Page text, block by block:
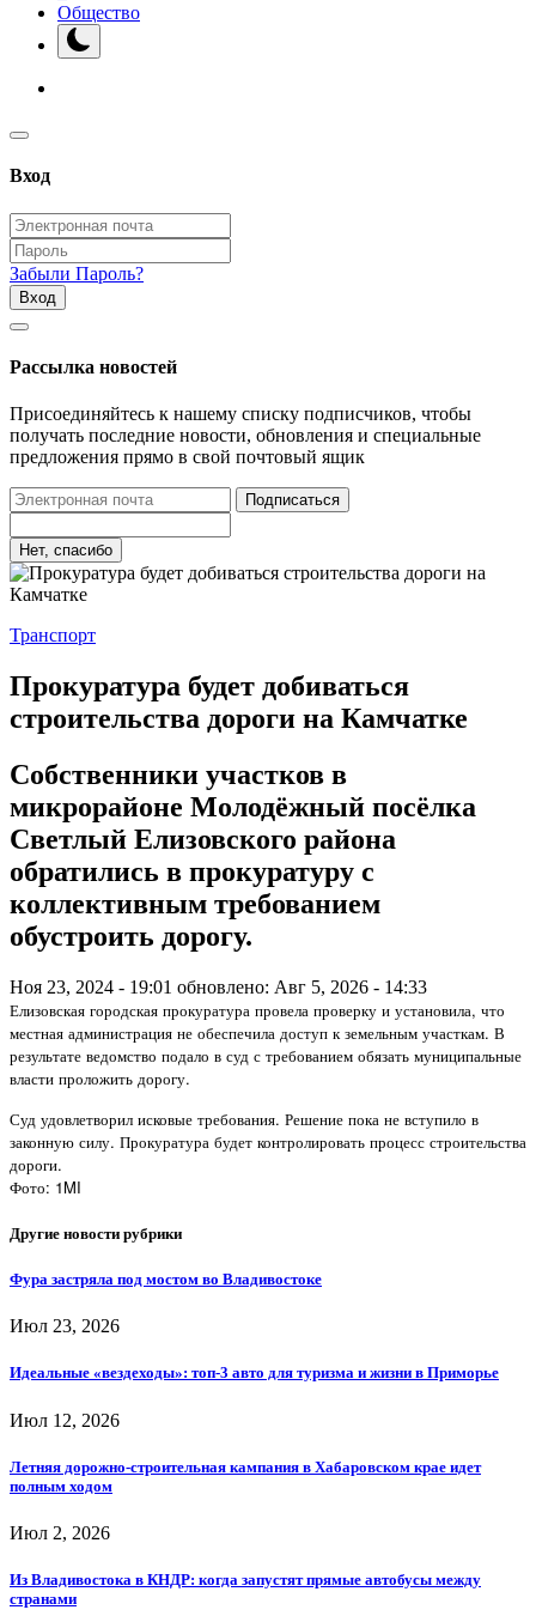
Общество
Вход
Забыли Пароль?
Вход
Рассылка новостей
Присоединяйтесь к нашему списку подписчиков, чтобы
получать последние новости, обновления и специальные
предложения прямо в свой почтовый ящик
Подписаться
Нет, спасибо
Транспорт
Прокуратура будет добиваться
строительства дороги на Камчатке
Собственники участков в
микрорайоне Молодёжный посёлка
Светлый Елизовского района
обратились в прокуратуру с
коллективным требованием
обустроить дорогу.
Ноя 23, 2024 - 19:01 обновлено: Авг 5, 2026 - 14:33
Елизовская городская прокуратура провела проверку и установила, что
местная администрация не обеспечила доступ к земельным участкам. В
результате ведомство подало в суд с требованием обязать муниципальные
власти проложить дорогу.
Суд удовлетворил исковые требования. Решение пока не вступило в
законную силу. Прокуратура будет контролировать процесс строительства
дороги.
Фото: 1MI
Другие новости рубрики
Фура застряла под мостом во Владивостоке
Июл 23, 2026
Идеальные «вездеходы»: топ-3 авто для туризма и жизни в Приморье
Июл 12, 2026
Летняя дорожно-строительная кампания в Хабаровском крае идет
полным ходом
Июл 2, 2026
Из Владивостока в КНДР: когда запустят прямые автобусы между
странами